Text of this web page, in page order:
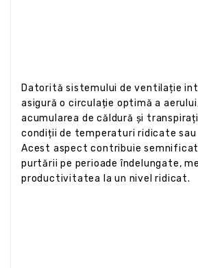
Datorită sistemului de ventilație
asigură o circulație optimă a
acumularea de căldură și
condiții de temperaturi ridicate sau
Acest aspect contribuie
purtării pe perioade îndelungate,
productivitatea la un nivel ridicat.